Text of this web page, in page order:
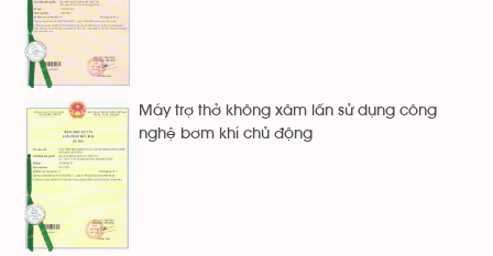
Máy trợ thở không xâm lấn sử dụng công
nghệ bơm khí chủ động